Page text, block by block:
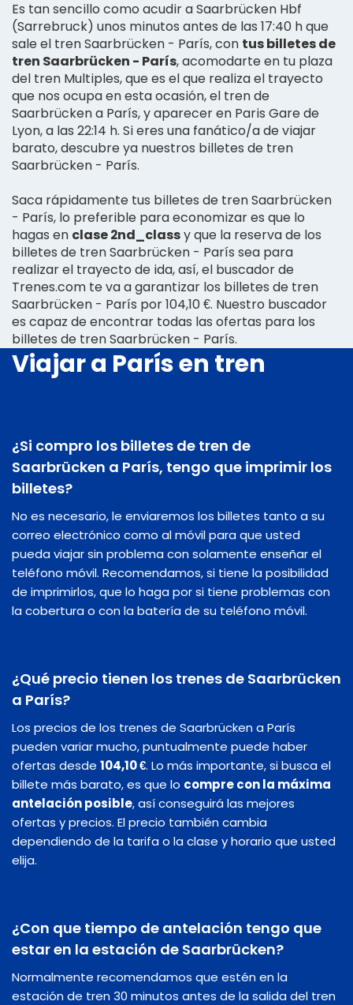
Es tan sencillo como acudir a Saarbrücken Hbf
(Sarrebruck) unos minutos antes de las 17:40 h que
sale el tren Saarbrücken - París, con tus billetes de
tren Saarbrücken - París, acomodarte en tu plaza
del tren Multiples, que es el que realiza el trayecto
que nos ocupa en esta ocasión, el tren de
Saarbrücken a París, y aparecer en Paris Gare de
Lyon, a las 22:14 h. Si eres una fanático/a de viajar
barato, descubre ya nuestros billetes de tren
Saarbrücken - París.
Saca rápidamente tus billetes de tren Saarbrücken
- París, lo preferible para economizar es que lo
hagas en clase 2nd_classy que la reserva de los
billetes de tren Saarbrücken - París sea para
realizar el trayecto de ida, así, el buscador de
Trenes.com te va a garantizar los billetes de tren
Saarbrücken - París por 104,10 €. Nuestro buscador
es capaz de encontrar todas las ofertas para los
billetes de tren Saarbrücken - París.
Viajar a París en tren
¿Si compro los billetes de tren de
Saarbrücken a París, tengo que imprimir los
billetes?
No es necesario, le enviaremos los billetes tanto a su
correo electrónico como al móvil para que usted
pueda viajar sin problema con solamente enseñar el
teléfono móvil. Recomendamos, si tiene la posibilidad
de imprimirlos, que lo haga por si tiene problemas con
la cobertura o con la batería de su teléfono móvil.
¿Qué precio tienen los trenes de Saarbrücken
a París?
Los precios de los trenes de Saarbrücken a París
pueden variar mucho, puntualmente puede haber
ofertas desde 104,10 €. Lo más importante, si busca el
billete más barato, es que lo compre con la máxima
antelación posible, así conseguirá las mejores
ofertas y precios. El precio también cambia
dependiendo de la tarifa o la clase y horario que usted
elija.
¿Con que tiempo de antelación tengo que
estar en la estación de Saarbrücken?
Normalmente recomendamos que estén en la
estación de tren 30 minutos antes de la salida del tren